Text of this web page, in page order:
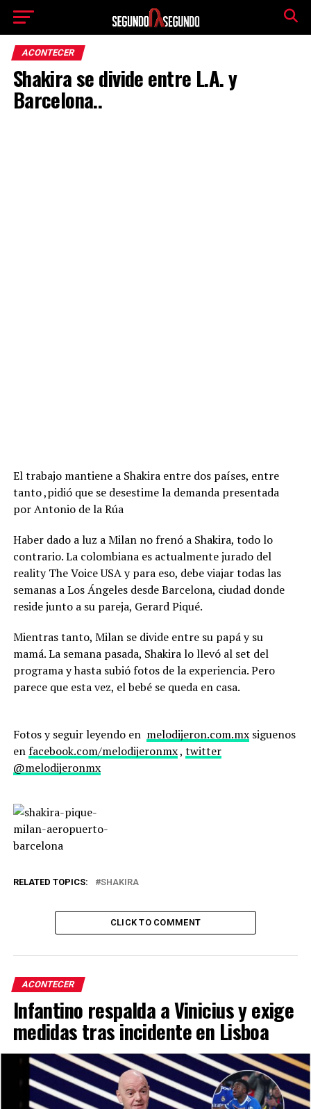
ACONTECER
Shakira se divide entre L.A. y
Barcelona..
El trabajo mantiene a Shakira entre dos países, entre
tanto ,pidió que se desestime la demanda presentada
por Antonio de la Rúa
Haber dado a luz a Milan no frenó a Shakira, todo lo
contrario. La colombiana es actualmente jurado del
reality The Voice USA y para eso, debe viajar todas las
semanas a Los Ángeles desde Barcelona, ciudad donde
reside junto a su pareja, Gerard Piqué.
Mientras tanto, Milan se divide entre su papá y su
mamá. La semana pasada, Shakira lo llevó al set del
programa y hasta subió fotos de la experiencia. Pero
parece que esta vez, el bebé se queda en casa.
Fotos y seguir leyendo en melodijeron.com.mxsiguenos
enfacebook.com/melodijeronmx, twitter
@melodijeronmx
RELATED TOPICS: SHAKIRA
CLICK TO COMMENT
ACONTECER
Infantino respalda a Vinicius y exige
medidas tras incidente en Lisboa